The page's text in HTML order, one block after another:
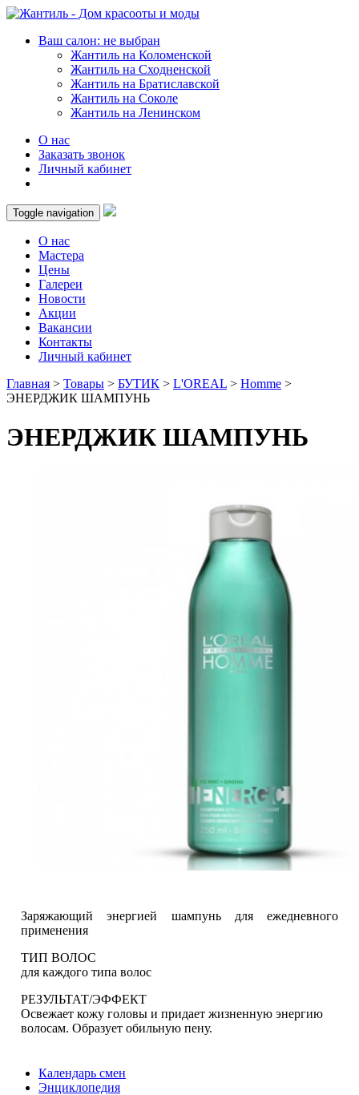
Ваш салон: не выбран
Жантиль на Коломенской
Жантиль на Сходненской
Жантиль на Братиславской
Жантиль на Соколе
Жантиль на Ленинском
О нас
Заказать звонок
Личный кабинет
Toggle navigation
О нас
Мастера
Цены
Галереи
Новости
Акции
Вакансии
Контакты
Личный кабинет
Главная > Товары > БУТИК > L'OREAL > Homme >
ЭНЕРДЖИК ШАМПУНЬ
ЭНЕРДЖИК ШАМПУНЬ
Заряжающий энергией шампунь для ежедневного
применения
ТИП ВОЛОС
для каждого типа волос
РЕЗУЛЬТАТ/ЭФФЕКТ
Освежает кожу головы и придает жизненную энергию
волосам. Образует обильную пену.
Календарь смен
Энциклопедия